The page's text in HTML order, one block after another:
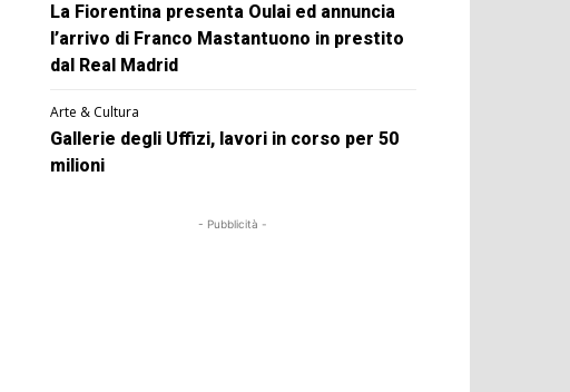
La Fiorentina presenta Oulai ed annuncia
l’arrivo di Franco Mastantuono in prestito
dal Real Madrid
Arte & Cultura
Gallerie degli Uffizi, lavori in corso per 50
milioni
- Pubblicità -